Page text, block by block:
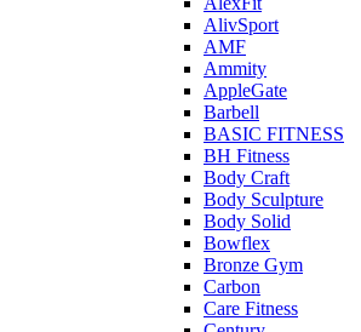
AlivSport
AMF
Ammity
AppleGate
Barbell
BASIC FITNESS
BH Fitness
Body Craft
Body Sculpture
Body Solid
Bowflex
Bronze Gym
Carbon
Care Fitness